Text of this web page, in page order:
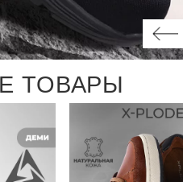
ТОВАРЫ